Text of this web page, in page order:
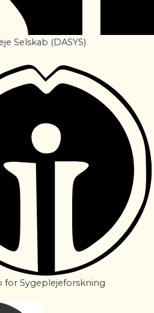
Selskab (DASYS)
for Sygeplejeforskning